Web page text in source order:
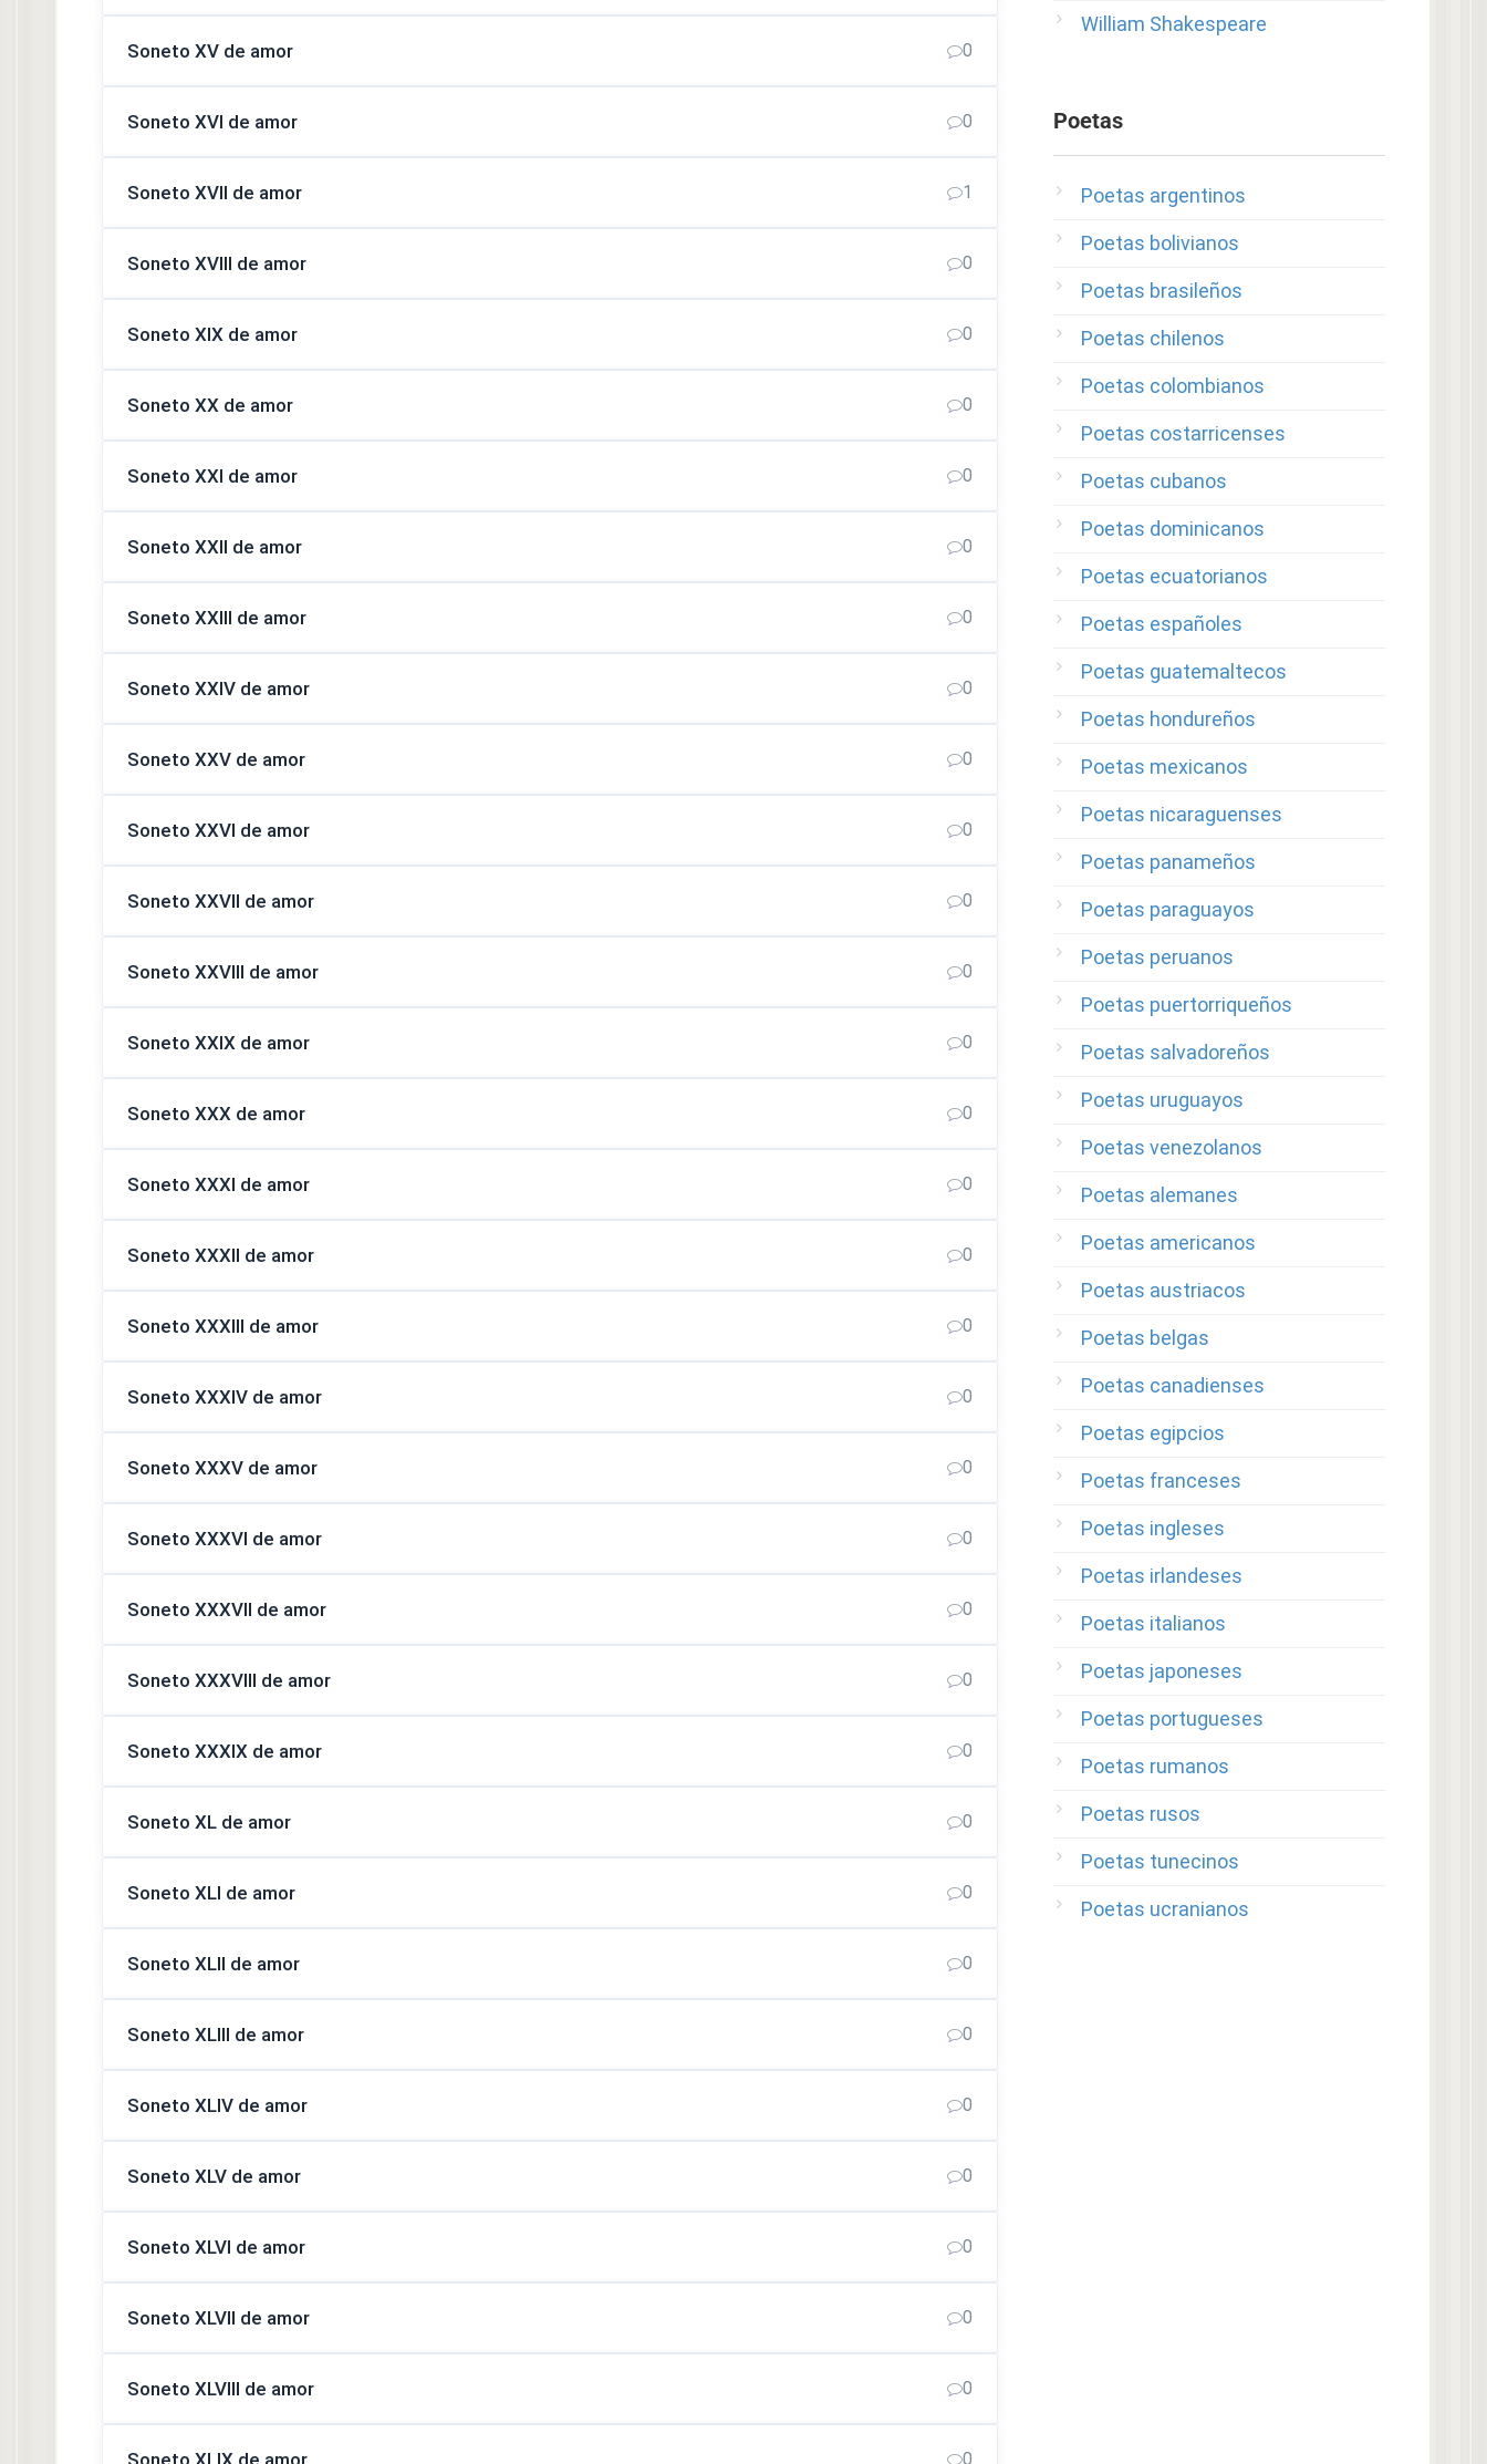
Soneto XV de amor 0
Soneto XVI de amor 0
Soneto XVII de amor 1
Soneto XVIII de amor 0
Soneto XIX de amor 0
Soneto XX de amor 0
Soneto XXI de amor 0
Soneto XXII de amor 0
Soneto XXIII de amor 0
Soneto XXIV de amor 0
Soneto XXV de amor 0
Soneto XXVI de amor 0
Soneto XXVII de amor 0
Soneto XXVIII de amor 0
Soneto XXIX de amor 0
Soneto XXX de amor 0
Soneto XXXI de amor 0
Soneto XXXII de amor 0
Soneto XXXIII de amor 0
Soneto XXXIV de amor 0
Soneto XXXV de amor 0
Soneto XXXVI de amor 0
Soneto XXXVII de amor 0
Soneto XXXVIII de amor 0
Soneto XXXIX de amor 0
Soneto XL de amor 0
Soneto XLI de amor 0
Soneto XLII de amor 0
Soneto XLIII de amor 0
Soneto XLIV de amor 0
Soneto XLV de amor 0
Soneto XLVI de amor 0
Soneto XLVII de amor 0
Soneto XLVIII de amor 0
Soneto XLIX de amor 0
William Shakespeare
Poetas
Poetas argentinos
Poetas bolivianos
Poetas brasileños
Poetas chilenos
Poetas colombianos
Poetas costarricenses
Poetas cubanos
Poetas dominicanos
Poetas ecuatorianos
Poetas españoles
Poetas guatemaltecos
Poetas hondureños
Poetas mexicanos
Poetas nicaraguenses
Poetas panameños
Poetas paraguayos
Poetas peruanos
Poetas puertorriqueños
Poetas salvadoreños
Poetas uruguayos
Poetas venezolanos
Poetas alemanes
Poetas americanos
Poetas austriacos
Poetas belgas
Poetas canadienses
Poetas egipcios
Poetas franceses
Poetas ingleses
Poetas irlandeses
Poetas italianos
Poetas japoneses
Poetas portugueses
Poetas rumanos
Poetas rusos
Poetas tunecinos
Poetas ucranianos